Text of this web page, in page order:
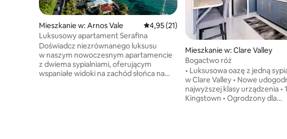
Mieszkanie w: Arnos Vale Średnia ocena: 4,95 na 5, liczba recenzji: 21
4,95 (21)
Luksusowy apartament Serafina
Doświadcz niezrównanego luksusu
w naszym nowoczesnym apartamencie
z dwiema sypialniami, oferującym
wspaniałe widoki na zachód słońca na
Mieszkanie w: Clare Valley
Bogactwo róż
• Luksusowa oazę z jedną sypialnią
w Clare Valley • Nowe udogodnienia,
najwyższej klasy urządzenia • 15 minut od
Kingstown • Ogrodzony dla